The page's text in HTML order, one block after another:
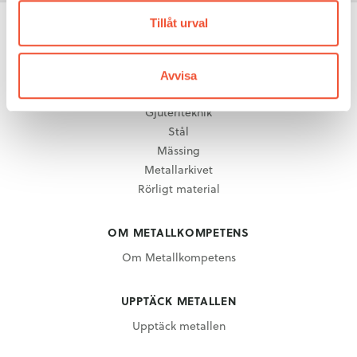
Tillåt urval
Avvisa
METALLKUNSKAP
Gjuteriteknik
Stål
Mässing
Metallarkivet
Rörligt material
OM METALLKOMPETENS
Om Metallkompetens
UPPTÄCK METALLEN
Upptäck metallen